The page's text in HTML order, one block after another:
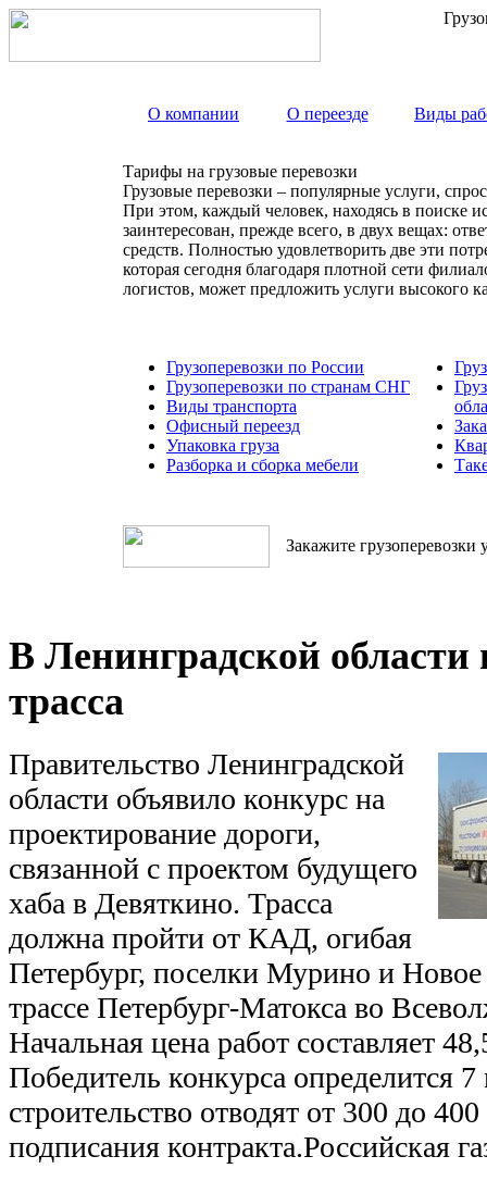
О компании О переезде Виды
Тарифы на грузовые перевозки
Грузовые перевозки – популярные услуги,
При этом, каждый человек, находясь в поиске
заинтересован, прежде всего, в двух вещах:
средств. Полностью удовлетворить две эти
которая сегодня благодаря плотной сети
логистов, может предложить услуги высокого
Грузоперевозки по России
Грузоперевозки по странам СНГ
Виды транспорта
Офисный переезд
Упаковка груза
Разборка и сборка мебели
Закажите грузоперевозки
В Ленинградской области
трасса
Правительство Ленинградской
области объявило конкурс на
проектирование дороги,
связанной с проектом будущего
хаба в Девяткино. Трасса
должна пройти от КАД, огибая
Петербург, поселки Мурино и
трассе Петербург-Матокса во
Начальная цена работ составляет
Победитель конкурса определится 7
строительство отводят от 300 до
подписания контракта.Российская